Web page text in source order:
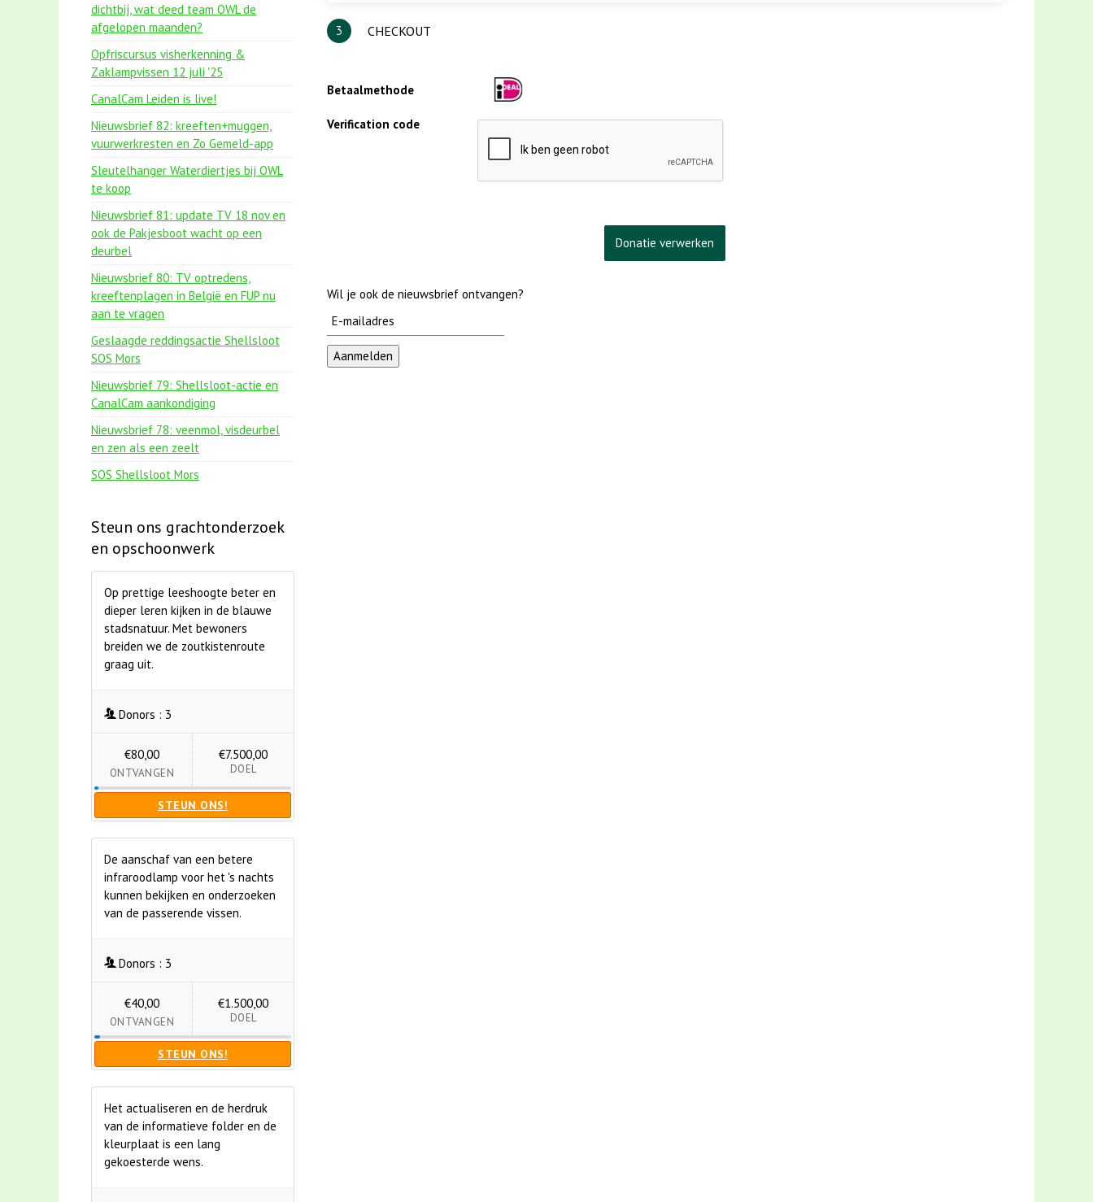
3 CHECKOUT
Betaalmethode
Verification code
Wil je ook de nieuwsbrief ontvangen?
dichtbij, wat deed team OWL de
afgelopen maanden?
Opfriscursus visherkenning &
Zaklampvissen 12 juli '25
CanalCam Leiden is live!
Nieuwsbrief 82: kreeften+muggen,
vuurwerkresten en Zo Gemeld-app
Sleutelhanger Waterdiertjes bij OWL
te koop
Nieuwsbrief 81: update TV 18 nov en
ook de Pakjesboot wacht op een
deurbel
Nieuwsbrief 80: TV optredens,
kreeftenplagen in België en FUP nu
aan te vragen
Geslaagde reddingsactie Shellsloot
SOS Mors
Nieuwsbrief 79: Shellsloot-actie en
CanalCam aankondiging
Nieuwsbrief 78: veenmol, visdeurbel
en zen als een zeelt
SOS Shellsloot Mors
Steun ons grachtonderzoek
en opschoonwerk
Op prettige leeshoogte beter en
dieper leren kijken in de blauwe
stadsnatuur. Met bewoners
breiden we de zoutkistenroute
graag uit.
Donors : 3
€80,00
ONTVANGEN
€7.500,00
DOEL
STEUN ONS!
De aanschaf van een betere
infraroodlamp voor het 's nachts
kunnen bekijken en onderzoeken
van de passerende vissen.
Donors : 3
€40,00
ONTVANGEN
€1.500,00
DOEL
STEUN ONS!
Het actualiseren en de herdruk
van de informatieve folder en de
kleurplaat is een lang
gekoesterde wens.